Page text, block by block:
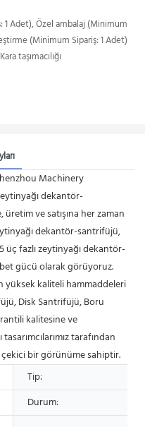
Adet), Özel ambalaj (Minimum
(Minimum Sipariş: 1 Adet)
taşımacılığı
Machinery
dekantör-
ve satışına her zaman
dekantör-santrifüjü,
fazlı zeytinyağı dekantör-
gücü olarak görüyoruz.
kaliteli hammaddeleri
Disk Santrifüjü, Boru
kalitesine ve
tarafından
bir görünüme sahiptir.
Tip:
Durum: